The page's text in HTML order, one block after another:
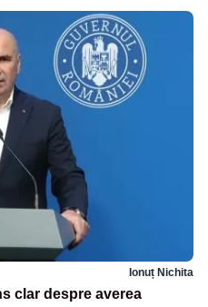
Ionuț Nichita
clar despre averea